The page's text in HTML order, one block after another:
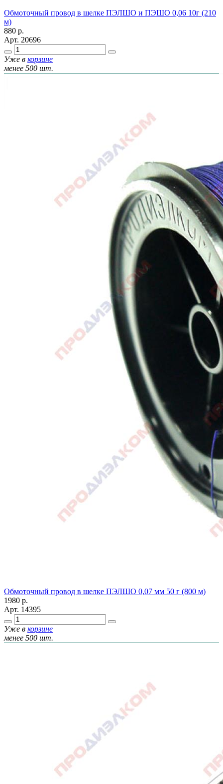
Обмоточный провод в шелке ПЭЛШО и ПЭШО 0,06 10г (210
м)
880 р.
Арт. 20696
Уже в корзине
менее 500 шт.
Обмоточный провод в шелке ПЭЛШО 0,07 мм 50 г (800 м)
1980 р.
Арт. 14395
Уже в корзине
менее 500 шт.